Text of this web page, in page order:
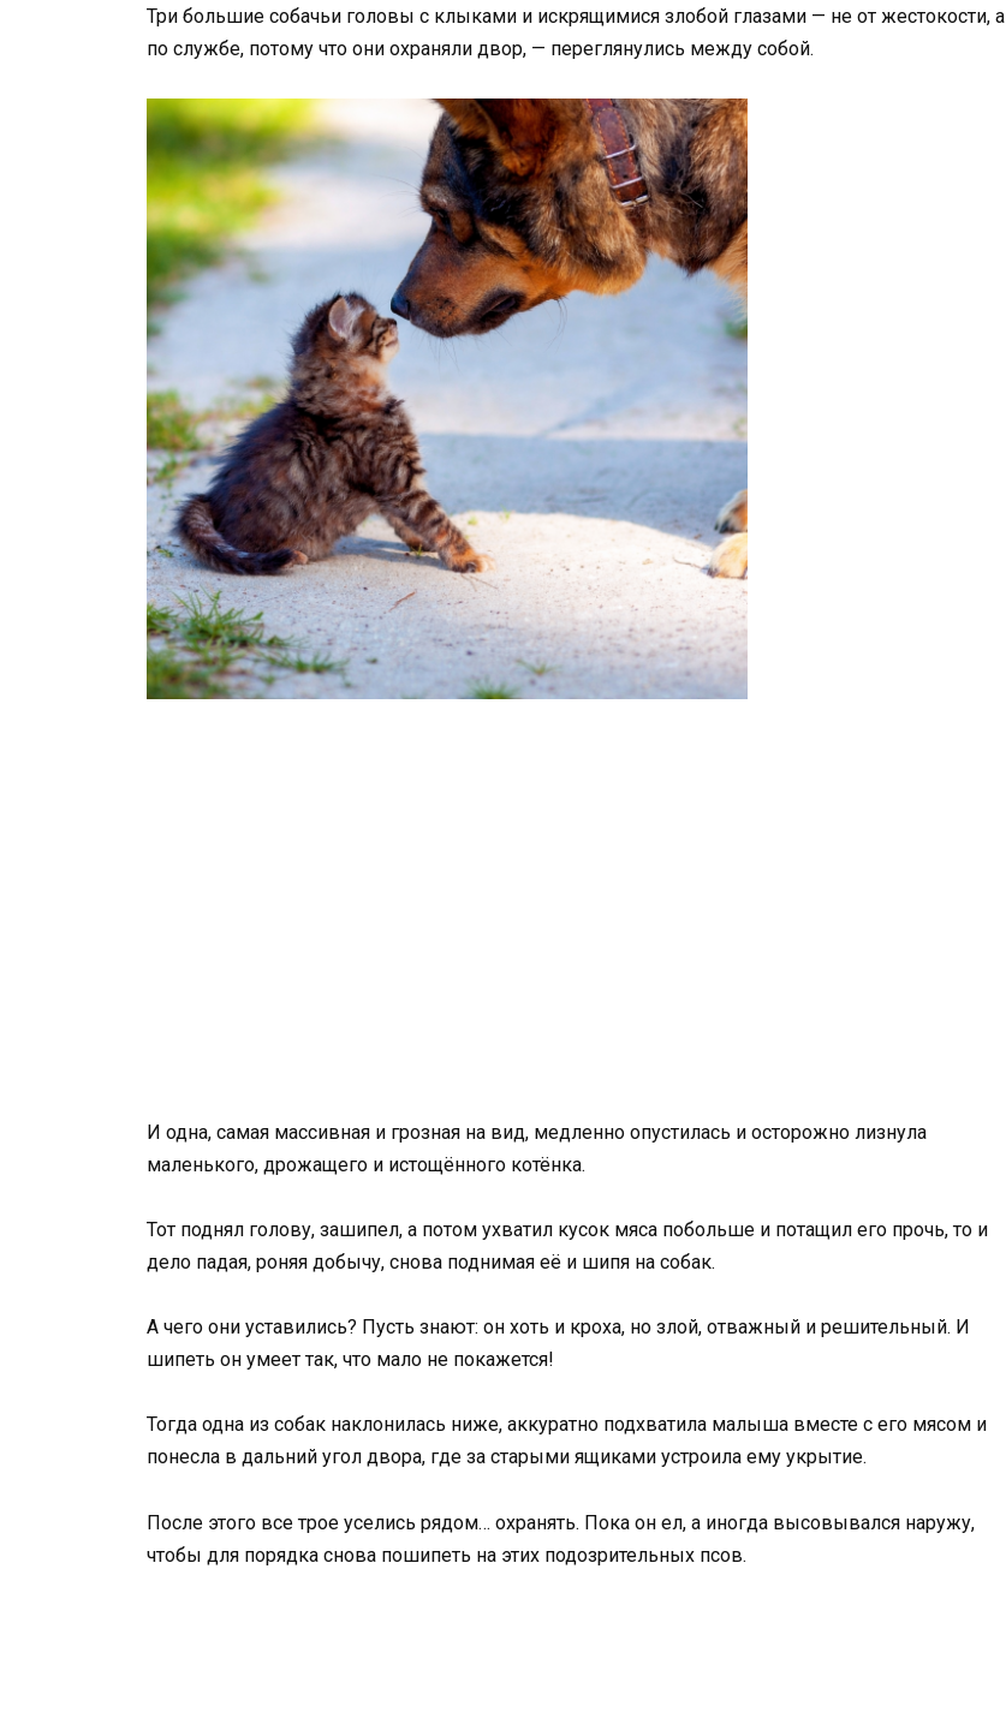
Три большие собачьи головы с клыками и искрящимися злобой глазами — не от жестокости, а
по службе, потому что они охраняли двор, — переглянулись между собой.
И одна, самая массивная и грозная на вид, медленно опустилась и осторожно лизнула
маленького, дрожащего и истощённого котёнка.
Тот поднял голову, зашипел, а потом ухватил кусок мяса побольше и потащил его прочь, то и
дело падая, роняя добычу, снова поднимая её и шипя на собак.
А чего они уставились? Пусть знают: он хоть и кроха, но злой, отважный и решительный. И
шипеть он умеет так, что мало не покажется!
Тогда одна из собак наклонилась ниже, аккуратно подхватила малыша вместе с его мясом и
понесла в дальний угол двора, где за старыми ящиками устроила ему укрытие.
После этого все трое уселись рядом… охранять. Пока он ел, а иногда высовывался наружу,
чтобы для порядка снова пошипеть на этих подозрительных псов.